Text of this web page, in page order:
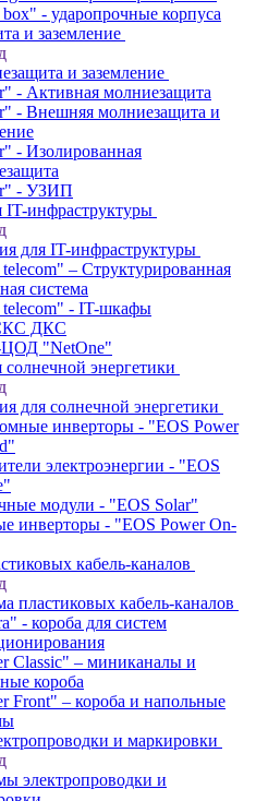
- ударопрочные корпуса
и заземление
и заземление
- Активная молниезащита
- Внешняя молниезащита и
- Изолированная
- УЗИП
IT-инфраструктуры
для IT-инфраструктуры
– Структурированная
система
- IT-шкафы
ДКС
"NetOne"
энергетики
для солнечной энергетики
инверторы - "EOS Power
электроэнергии - "EOS
модули - "EOS Solar"
инверторы - "EOS Power On-
кабель-каналов
пластиковых кабель-каналов
- короба для систем
Classic" – миниканалы и
короба
Front" – короба и напольные
и маркировки
электропроводки и